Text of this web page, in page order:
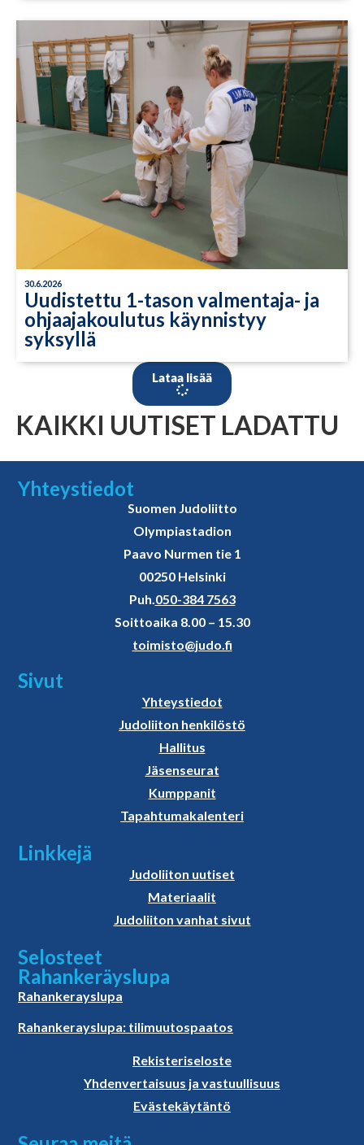
30.6.2026
Uudistettu 1-tason valmentaja- ja
ohjaajakoulutus käynnistyy
syksyllä
Lataa lisää
KAIKKI UUTISET LADATTU
Yhteystiedot
Suomen Judoliitto
Olympiastadion
Paavo Nurmen tie 1
00250 Helsinki
Puh.050-384 7563
Soittoaika 8.00 – 15.30
toimisto@judo.fi
Sivut
Yhteystiedot
Judoliiton henkilöstö
Hallitus
Jäsenseurat
Kumppanit
Tapahtumakalenteri
Linkkejä
Judoliiton uutiset
Materiaalit
Judoliiton vanhat sivut
Selosteet
Rahankeräyslupa
Rahankerayslupa
Rahankerayslupa: tilimuutospaatos
Rekisteriseloste
Yhdenvertaisuus ja vastuullisuus
Evästekäytäntö